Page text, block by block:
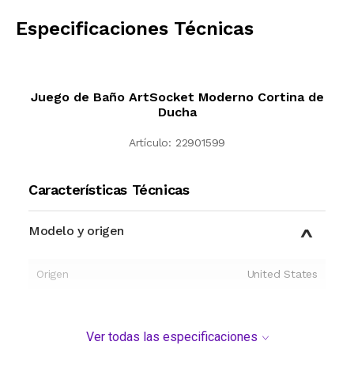
Especificaciones Técnicas
Juego de Baño ArtSocket Moderno Cortina de
Ducha
Artículo: 22901599
Características Técnicas
Modelo y origen
Origen United States
Ver todas las especificaciones